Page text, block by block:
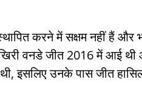
करने में सक्षम नहीं हैं और
वनडे जीत 2016 में आई
इसलिए उनके पास जीत